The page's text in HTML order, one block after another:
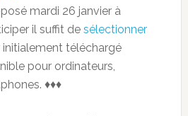
mardi 26 janvier à
il suffit de sélectionner
initialement téléchargé
pour ordinateurs,
♦♦♦